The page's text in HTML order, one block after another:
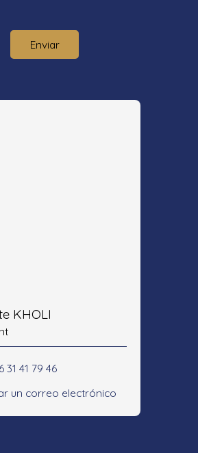
Enviar
KHOLI
31 41 79 46
un correo electrónico